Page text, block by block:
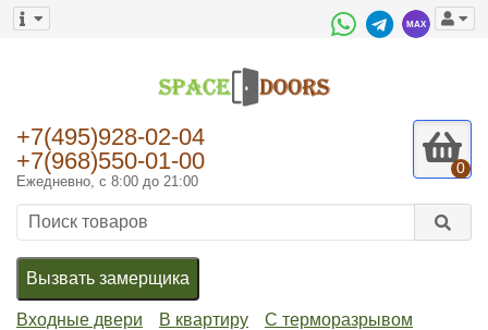
+7(495)928-02-04
+7(968)550-01-00
Ежедневно, с 8:00 до 21:00
0
Вызвать замерщика
Входные двери В квартиру С терморазрывом